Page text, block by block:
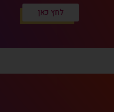
לחץ כאן